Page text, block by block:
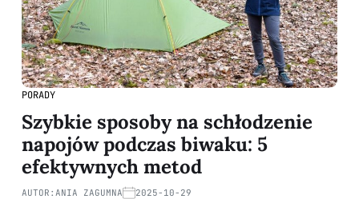
PORADY
Szybkie sposoby na schłodzenie
napojów podczas biwaku: 5
efektywnych metod
AUTOR: ANIA ZAGUMNA 2025-10-29